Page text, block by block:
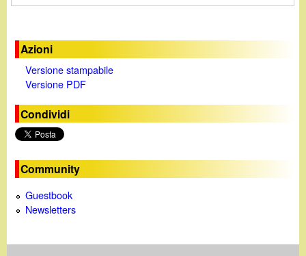
n
oAzioni
Versione stampabile
Versione PDF
Condividi
Community
Guestbook
Newsletters